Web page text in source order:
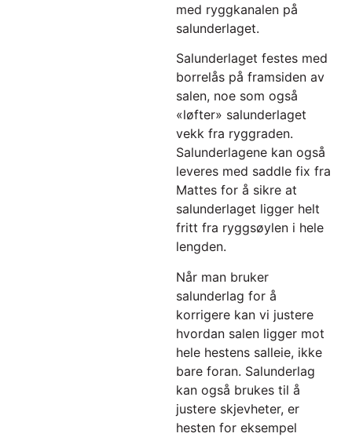
med ryggkanalen på
salunderlaget.
Salunderlaget festes med
borrelås på framsiden av
salen, noe som også
«løfter» salunderlaget
vekk fra ryggraden.
Salunderlagene kan også
leveres med saddle fix fra
Mattes for å sikre at
salunderlaget ligger helt
fritt fra ryggsøylen i hele
lengden.
Når man bruker
salunderlag for å
korrigere kan vi justere
hvordan salen ligger mot
hele hestens salleie, ikke
bare foran. Salunderlag
kan også brukes til å
justere skjevheter, er
hesten for eksempel